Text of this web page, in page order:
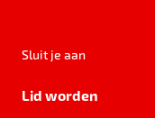
Sluit je aan
Lid worden